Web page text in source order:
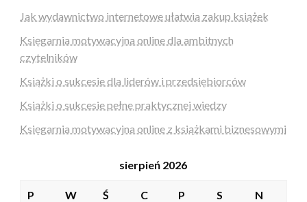
Jak wydawnictwo internetowe ułatwia zakup książek
Księgarnia motywacyjna online dla ambitnych
czytelników
Książki o sukcesie dla liderów i przedsiębiorców
Książki o sukcesie pełne praktycznej wiedzy
Księgarnia motywacyjna online z książkami biznesowymi
sierpień 2026
P W Ś C P S N